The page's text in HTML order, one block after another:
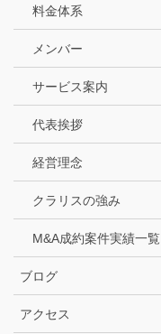
料金体系
メンバー
サービス案内
代表挨拶
経営理念
クラリスの強み
M&A成約案件実績一覧
ブログ
アクセス